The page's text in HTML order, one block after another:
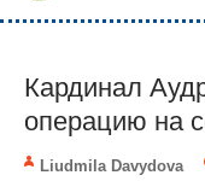
Кардинал
операцию на
Liudmila Davydova